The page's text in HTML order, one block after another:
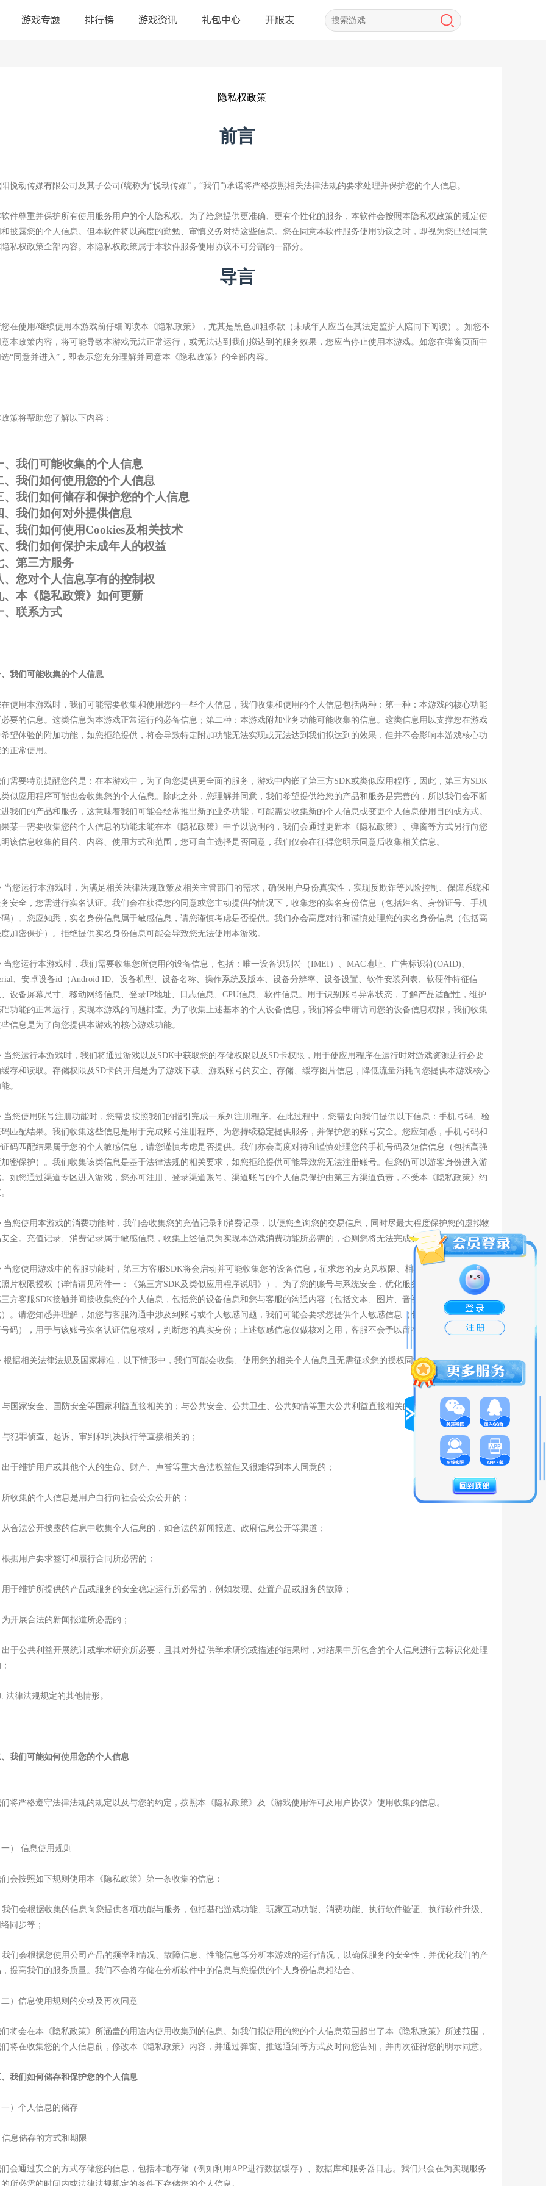
游戏专题 排行榜 游戏资讯 礼包中心 开服表
隐私权政策
前言
悦动传媒有限公司 及其子公司 (统称为“悦动传媒”，“我们”)承诺将严格按照相关法律法规的要求处理并保护您的个人信息。
件尊重并保护所有使用服务用户的个人隐私权。为了给您提供更准确、更有个性化的服务，本软件会按照本隐私权政策的规定使
披露您的个人信息。但本软件将以高度的勤勉、审慎义务对待这些信息。您在同意本软件服务使用协议之时，即视为您已经同意
私权政策全部内容。本隐私权政策属于本软件服务使用协议不可分割的一部分。
导言
在使用/继续使用本游戏前仔细阅读本《隐私政策》，尤其是黑色加粗条款（未成年人应当在其法定监护人陪同下阅读）。如您不
本政策内容，将可能导致本游戏无法正常运行，或无法达到我们拟达到的服务效果，您应当停止使用本游戏。如您在弹窗页面中
“同意并进入”，即表示您充分理解并同意本《隐私政策》的全部内容。
策将帮助您了解以下内容：
、我们可能收集的个人信息
、我们如何使用您的个人信息
、我们如何储存和保护您的个人信息
、我们如何对外提供信息
、我们如何使用Cookies及相关技术
、我们如何保护未成年人的权益
、第三方服务
、您对个人信息享有的控制权
、本《隐私政策》如何更新
、联系方式
我们可能收集的个人信息
使用本游戏时，我们可能需要收集和使用您的一些个人信息，我们收集和使用的个人信息包括两种：第一种：本游戏的核心功能
要的信息。这类信息为本游戏正常运行的必备信息；第二种：本游戏附加业务功能可能收集的信息。这类信息用以支撑您在游戏
望体验的附加功能，如您拒绝提供，将会导致特定附加功能无法实现或无法达到我们拟达到的效果，但并不会影响本游戏核心功
正常使用。
需要特别提醒您的是：在本游戏中，为了向您提供更全面的服务，游戏中内嵌了第三方SDK或类似应用程序，因此，第三方SDK
似应用程序可能也会收集您的个人信息。除此之外，您理解并同意，我们希望提供给您的产品和服务是完善的，所以我们会不断
我们的产品和服务，这意味着我们可能会经常推出新的业务功能，可能需要收集新的个人信息或变更个人信息使用目的或方式。
某一需要收集您的个人信息的功能未能在本《隐私政策》中予以说明的，我们会通过更新本《隐私政策》、弹窗等方式另行向您
该信息收集的目的、内容、使用方式和范围，您可自主选择是否同意，我们仅会在征得您明示同意后收集相关信息。
您运行本游戏时，为满足相关法律法规政策及相关主管部门的需求，确保用户身份真实性，实现反欺诈等风险控制、保障系统和
安全，您需进行实名认证。我们会在获得您的同意或您主动提供的情况下，收集您的实名身份信息（包括姓名、身份证号、手机
）。您应知悉，实名身份信息属于敏感信息，请您谨慎考虑是否提供。我们亦会高度对待和谨慎处理您的实名身份信息（包括高
加密保护）。拒绝提供实名身份信息可能会导致您无法使用本游戏。
您运行本游戏时，我们需要收集您所使用的设备信息，包括：唯一设备识别符（IMEI）、MAC地址、广告标识符(OAID)、
、安卓设备id（Android ID、设备机型、设备名称、操作系统及版本、设备分辨率、设备设置、软件安装列表、软硬件特征信
设备屏幕尺寸、移动网络信息、登录IP地址、日志信息、CPU信息、软件信息。用于识别账号异常状态，了解产品适配性，维护
功能的正常运行，实现本游戏的问题排查。为了收集上述基本的个人设备信息，我们将会申请访问您的设备信息权限，我们收集
信息是为了向您提供本游戏的核心游戏功能。
您运行本游戏时，我们将通过游戏以及SDK中获取您的存储权限以及SD卡权限，用于使应用程序在运行时对游戏资源进行必要
存和读取。存储权限及SD卡的开启是为了游戏下载、游戏账号的安全、存储、缓存图片信息，降低流量消耗向您提供本游戏核心
。
您使用账号注册功能时，您需要按照我们的指引完成一系列注册程序。在此过程中，您需要向我们提供以下信息：手机号码、验
匹配结果。我们收集这些信息是用于完成账号注册程序、为您持续稳定提供服务，并保护您的账号安全。您应知悉，手机号码和
码匹配结果属于您的个人敏感信息，请您谨慎考虑是否提供。我们亦会高度对待和谨慎处理您的手机号码及短信信息（包括高强
密保护）。我们收集该类信息是基于法律法规的相关要求，如您拒绝提供可能导致您无法注册账号。但您仍可以游客身份进入游
如您通过渠道专区进入游戏，您亦可注册、登录渠道账号。渠道账号的个人信息保护由第三方渠道负责，不受本《隐私政策》约
您使用本游戏的消费功能时，我们会收集您的充值记录和消费记录，以便您查询您的交易信息，同时尽最大程度保护您的虚拟物
全。充值记录、消费记录属于敏感信息，收集上述信息为实现本游戏消费功能所必需的，否则您将无法完成交易。
您使用游戏中的客服功能时，第三方客服SDK将会启动并可能收集您的设备信息，征求您的麦克风权限、相机权限、相册权限、
片权限授权（详情请见附件一：《第三方SDK及类似应用程序说明》）。为了您的账号与系统安全，优化服务质量，我们可能从
方客服SDK接触并间接收集您的个人信息，包括您的设备信息和您与客服的沟通内容（包括文本、图片、音视频、通话记录形
。请您知悉并理解，如您与客服沟通中涉及到账号或个人敏感问题，我们可能会要求您提供个人敏感信息（包括手机号码、身份
码），用于与该账号实名认证信息核对，判断您的真实身份；上述敏感信息仅做核对之用，客服不会予以留存。
据相关法律法规及国家标准，以下情形中，我们可能会收集、使用您的相关个人信息且无需征求您的授权同意：
与国家安全、国防安全等国家利益直接相关的；与公共安全、公共卫生、公共知情等重大公共利益直接相关的；
与犯罪侦查、起诉、审判和判决执行等直接相关的；
出于维护用户或其他个人的生命、财产、声誉等重大合法权益但又很难得到本人同意的；
所收集的个人信息是用户自行向社会公众公开的；
从合法公开披露的信息中收集个人信息的，如合法的新闻报道、政府信息公开等渠道；
根据用户要求签订和履行合同所必需的；
用于维护所提供的产品或服务的安全稳定运行所必需的，例如发现、处置产品或服务的故障；
为开展合法的新闻报道所必需的；
出于公共利益开展统计或学术研究所必要，且其对外提供学术研究或描述的结果时，对结果中所包含的个人信息进行去标识化处理
法律法规规定的其他情形。
我们可能如何使用您的个人信息
将严格遵守法律法规的规定以及与您的约定，按照本《隐私政策》及《游戏使用许可及用户协议》使用收集的信息。
） 信息使用规则
会按照如下规则使用本《隐私政策》第一条收集的信息：
我们会根据收集的信息向您提供各项功能与服务，包括基础游戏功能、玩家互动功能、消费功能、执行软件验证、执行软件升级、
同步等；
我们会根据您使用公司产品的频率和情况、故障信息、性能信息等分析本游戏的运行情况，以确保服务的安全性，并优化我们的产
提高我们的服务质量。我们不会将存储在分析软件中的信息与您提供的个人身份信息相结合。
）信息使用规则的变动及再次同意
将会在本《隐私政策》所涵盖的用途内使用收集到的信息。如我们拟使用的您的个人信息范围超出了本《隐私政策》所述范围，
将在收集您的个人信息前，修改本《隐私政策》内容，并通过弹窗、推送通知等方式及时向您告知，并再次征得您的明示同意。
我们如何储存和保护您的个人信息
）个人信息的储存
信息储存的方式和期限
会通过安全的方式存储您的信息，包括本地存储（例如利用APP进行数据缓存）、数据库和服务器日志。我们只会在为实现服务
所必需的时间内或法律法规规定的条件下存储您的个人信息。